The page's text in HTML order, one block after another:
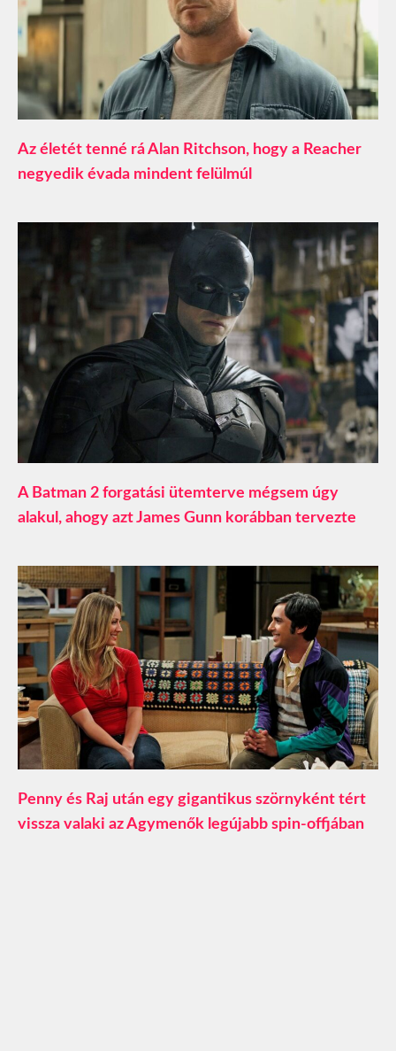
Az életét tenné rá Alan Ritchson, hogy a Reacher
negyedik évada mindent felülmúl
A Batman 2 forgatási ütemterve mégsem úgy
alakul, ahogy azt James Gunn korábban tervezte
Penny és Raj után egy gigantikus szörnyként tért
vissza valaki az Agymenők legújabb spin-offjában